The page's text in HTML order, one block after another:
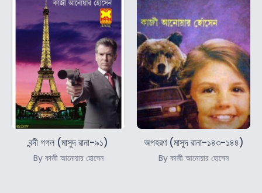
বন্দী গগল (মাসুদ রানা-৯১)
By কাজী আনোয়ার হোসেন
অপহরণ (মাসুদ রানা-১৪৩-১৪৪)
By কাজী আনোয়ার হোসেন